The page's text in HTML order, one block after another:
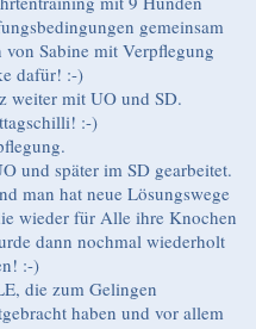
gemeinsam
Sabine mit Verpflegung
dafür! :-)
weiter mit UO und SD.
:-)
und später im SD gearbeitet.
man hat neue Lösungswege
wieder für Alle ihre Knochen
dann nochmal wiederholt
:-)
die zum Gelingen
haben und vor allem